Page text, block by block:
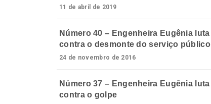
11 de abril de 2019
Número 40 – Engenheira Eugênia luta
contra o desmonte do serviço público
24 de novembro de 2016
Número 37 – Engenheira Eugênia luta
contra o golpe